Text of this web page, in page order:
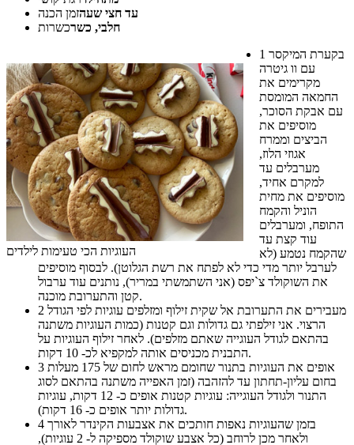
עד חצי שעהזמן הכנה
חלבי, כשרכשרות
העוגיות הכי טעימות לילדים
1
עם וו גיטרה
מקרימים את
החמאה המומסת
עם אבקת הסוכר,
מוסיפים את
הביצים וממרח
אגוזי הלוז,
מערבלים עד
למקרם אחיד,
מוסיפים את מחית
הוניל והקמח
התופח, ומערבלים
עוד קצת עד
שהקמח נטמע (לא
לערבל יותר מדי כדי לא לפתח את רשת הגלוטן). לבסוף מוסיפים
את השוקולד צ`יפס (אני השתמשתי במריר), נותנים עוד ערבול
קטן והתערובת מוכנה.
2
הרצוי. אני זילפתי גם גדולות וגם קטנות (כמות העוגיות משתנה
בהתאם לגודל העוגייה שאתם מזלפים). לאחר זילוף העוגיות על
התבנית מכניסים אותה למקפיא לכ- 10 דקות.
3
בחום עליון-תחתון עד להזהבה (זמן האפייה משתנה בהתאם לסוג
התנור ולגודל העוגייה: עוגיות קטנות אופים כ- 12 דקות, עוגיות
גדולות יותר אופים כ- 16 דקות).
4
ולאחר מכן לרוחב (כל אצבע שוקולד מספיקה ל- 2 עוגיות),